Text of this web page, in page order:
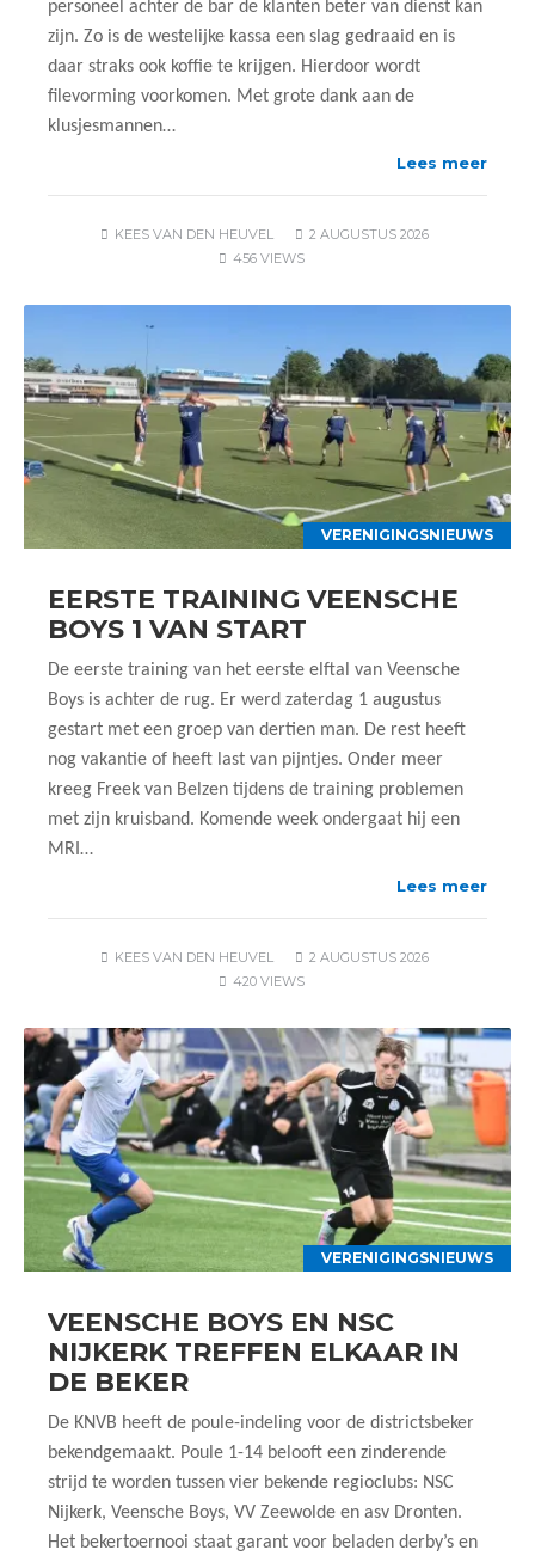
personeel achter de bar de klanten beter van dienst kan
zijn. Zo is de westelijke kassa een slag gedraaid en is
daar straks ook koffie te krijgen. Hierdoor wordt
filevorming voorkomen. Met grote dank aan de
klusjesmannen…
Lees meer
KEES VAN DEN HEUVEL
2 AUGUSTUS 2026
456 VIEWS
VERENIGINGSNIEUWS
EERSTE TRAINING VEENSCHE
BOYS 1 VAN START
De eerste training van het eerste elftal van Veensche
Boys is achter de rug. Er werd zaterdag 1 augustus
gestart met een groep van dertien man. De rest heeft
nog vakantie of heeft last van pijntjes. Onder meer
kreeg Freek van Belzen tijdens de training problemen
met zijn kruisband. Komende week ondergaat hij een
MRI…
Lees meer
KEES VAN DEN HEUVEL
2 AUGUSTUS 2026
420 VIEWS
VERENIGINGSNIEUWS
VEENSCHE BOYS EN NSC
NIJKERK TREFFEN ELKAAR IN
DE BEKER
De KNVB heeft de poule-indeling voor de districtsbeker
bekendgemaakt. Poule 1-14 belooft een zinderende
strijd te worden tussen vier bekende regioclubs: NSC
Nijkerk, Veensche Boys, VV Zeewolde en asv Dronten.
Het bekertoernooi staat garant voor beladen derby’s en